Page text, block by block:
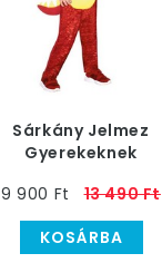
Sárkány Jelmez
Gyerekeknek
9 900 Ft
13 490 Ft
KOSÁRBA